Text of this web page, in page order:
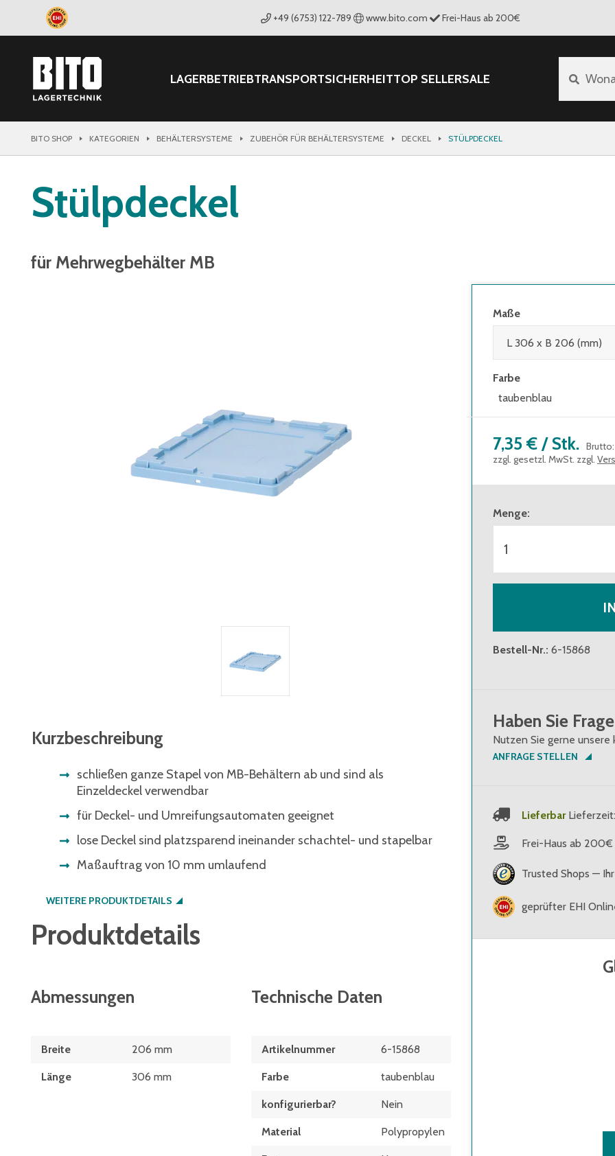
+49 (6753) 122-789 www.bito.com Frei-Haus ab 200€
LAGERBETRIEBTRANSPORTSICHERHEITTOP SELLERSALE
BITO SHOP KATEGORIEN BEHÄLTERSYSTEME ZUBEHÖR FÜR BEHÄLTERSYSTEME DECKEL STÜLPDECKEL
Stülpdeckel
für Mehrwegbehälter MB
Kurzbeschreibung
schließen ganze Stapel von MB-Behältern ab und sind als
Einzeldeckel verwendbar
für Deckel- und Umreifungsautomaten geeignet
lose Deckel sind platzsparend ineinander schachtel- und stapelbar
Maßauftrag von 10 mm umlaufend
WEITERE PRODUKTDETAILS
Produktdetails
Abmessungen
Breite 206 mm
Länge 306 mm
Technische Daten
Artikelnummer 6-15868
Farbe taubenblau
konfigurierbar? Nein
Material Polypropylen
Maße
Farbe
taubenblau
7,35 € / Stk. Brutto
zzgl. gesetzl. MwSt. zzgl.
Menge:
Bestell-Nr.: 6-15868
Haben Sie
Nutzen Sie gerne unsere
ANFRAGE STELLEN
Lieferbar
Frei-Haus ab 200€
Trusted Shops —
geprüfter EHI